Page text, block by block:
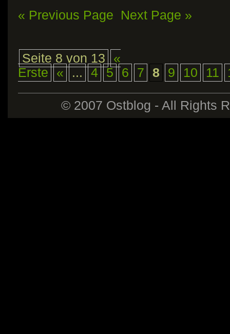
« Previous Page Next Page »
Seite 8 von 13
«
Erste
« ... 4 5 6 7 8 9 10 11
© 2007 Ostblog - All Rights